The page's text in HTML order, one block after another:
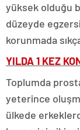
yüksek olduğu
düzeyde
korunmada
YILDA 1 KEZ
Toplumda
yeterince
ülkede